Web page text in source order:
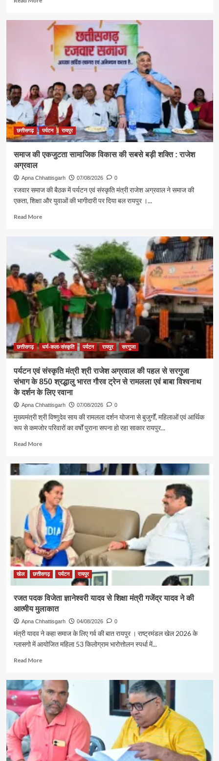
पर्यटन
संस्कृति
राजेश
अग्रवाल
दिया
स्वदेशी
अपनाने
का
संदेश
छत्तीसगढ़ पर्यटन रायपुर
समाज की एकजुटता सामाजिक विकास की सबसे बड़ी शक्ति : राजेश
अग्रवाल
Apna Chhattisgarh 07/08/2026 0
रजवार समाज की बैठक में पर्यटन एवं संस्कृति मंत्री राजेश अग्रवाल ने समाज की
एकता, शिक्षा और युवाओं की भागीदारी पर दिया बल रायपुर ।...
Read MoreRead
एकजुटता
सामाजिक
विकास
की
बड़ी
शक्ति
राजेश
अग्रवाल
छत्तीसगढ़ धर्म-कला-संस्कृति पर्यटन रायपुर सरगुजा
पर्यटन एवं संस्कृति मंत्री श्री राजेश अग्रवाल की पहल से सरगुजा
संभाग के 850 श्रद्धालु भारत गौरव ट्रेन से रामलला एवं बाबा विश्वनाथ
के दर्शन के लिए रवाना
Apna Chhattisgarh 07/08/2026 0
मुख्यमंत्री श्री विष्णुदेव साय की रामलला दर्शन योजना से बुजुर्गों, महिलाओं एवं आर्थिक
रूप से कमजोर परिवारों का वर्षों पुराना सपना हो रहा साकार रायपुर...
Read MoreRead
पर्यटन
एवं
संस्कृति
मंत्री
श्री
राजेश
अग्रवाल
की
पहल
से
सरगुजा
संभाग
श्रद्धालु
भारत
गौरव
से
रामलला
के
दर्शन
के
लिए
रवाना
खेल छत्तीसगढ़ पर्यटन रायपुर
रजत पदक विजेता ज्ञानेश्वरी यादव से शिक्षा मंत्री गजेंद्र यादव ने की
आत्मीय मुलाकात
Apna Chhattisgarh 04/08/2026 0
मंत्री यादव ने कहा समाज के लिए गर्व की बात रायपुर । राष्ट्रमंडल खेल 2026 के
ग्लासगो में आयोजित महिला 53 किलोग्राम भारोत्तोलन स्पर्धा में...
Read MoreRead
रजत
पदक
विजेता
ज्ञानेश्वरी
यादव
मंत्री